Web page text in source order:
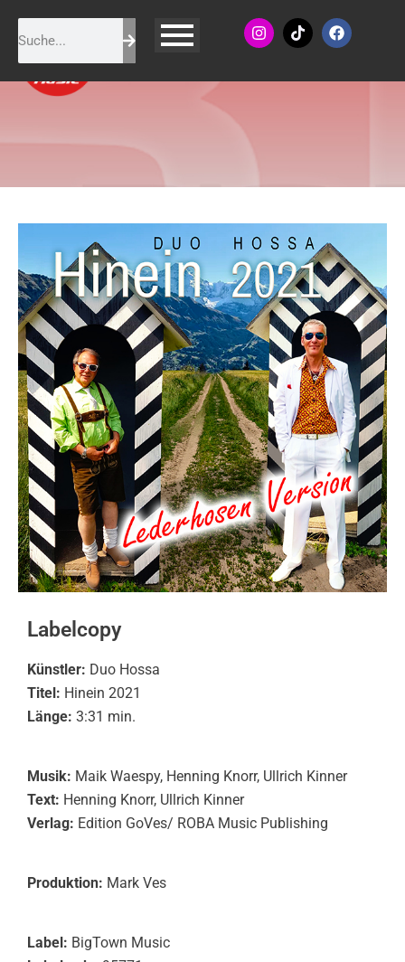
Duo Hossa - Hinein 2021
Labelcopy
Künstler: Duo Hossa
Titel: Hinein 2021
Länge: 3:31 min.
Musik: Maik Waespy, Henning Knorr, Ullrich Kinner
Text: Henning Knorr, Ullrich Kinner
Verlag: Edition GoVes/ ROBA Music Publishing
Produktion: Mark Ves
Label: BigTown Music